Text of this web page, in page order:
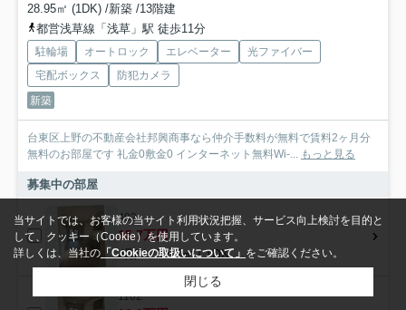
28.95㎡ (1DK) /新築 /13階建
都営浅草線「浅草」駅 徒歩11分
駐輪場 オートロック エレベーター
光ファイバー
宅配ボックス
防犯カメラ
新築
台東区上野の不動産会社邦興商事なら仲介手数料が無料で賃料2ヶ月分
無料のお部屋です 礼金0敷金0 インターネット無料Wi-...
もっと見る
募集中の部屋
402
15.7万円
4階 / 28.95㎡ / 1DK
1102
当サイトでは、お客様の当サイト利用状況把握、サービス向上検討を目的と
して、クッキー（Cookie）を使用しています。
詳しくは、当社の 「Cookieの取扱いについて」 をご確認ください。
閉じる